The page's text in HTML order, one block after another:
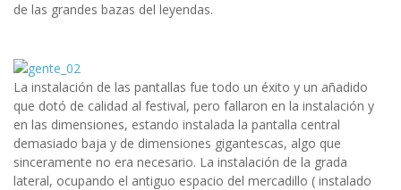
de las grandes bazas del leyendas.
La instalación de las pantallas fue todo un éxito y un añadido
que dotó de calidad al festival, pero fallaron en la instalación y
en las dimensiones, estando instalada la pantalla central
demasiado baja y de dimensiones gigantescas, algo que
sinceramente no era necesario. La instalación de la grada
lateral, ocupando el antiguo espacio del mercadillo ( instalado